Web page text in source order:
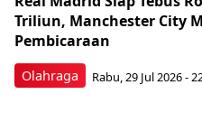
Olahraga
Triliun, Manchester City
Pembicaraan
Rabu, 29 Jul 2026 -